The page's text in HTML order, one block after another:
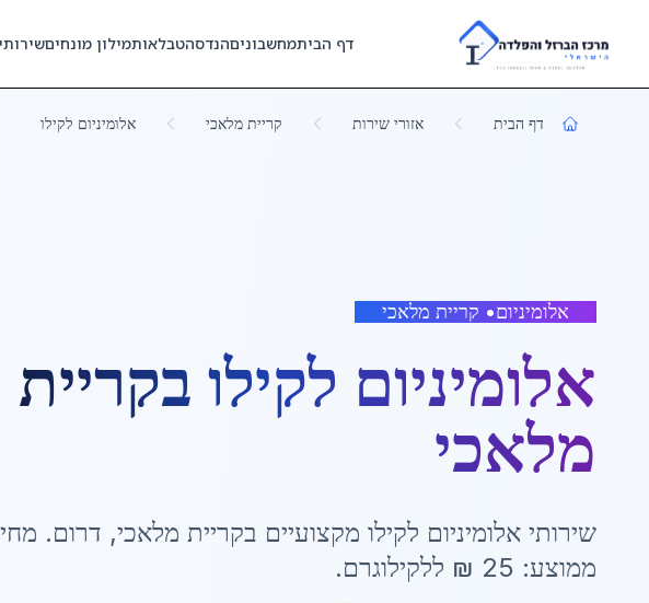
Skip to main content
דף הביתמחשבוניםהנדסהטבלאותמילון מונחים
דף הבית אזורי שירות קריית מלאכי אלומיניום לקילו
אלומיניום• קריית מלאכי
אלומיניום לקילו בקריית
מלאכי
שירותי אלומיניום לקילו מקצועיים בקריית מלאכי, דרום.
ממוצע: 25 ₪ ללקילוגרם.